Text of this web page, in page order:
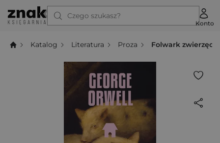
Czego szukasz?
Konto
Katalog Literatura Proza Folwark zwierzęcy